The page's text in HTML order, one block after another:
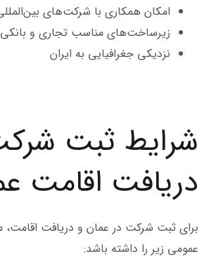
امکان همکاری با شرکت‌های
زیرساخت‌های مناسب تجاری و بانکی
نزدیکی جغرافیایی به ایران
شرایط ثبت
دریافت اقامت
برای ثبت شرکت در عمان و دریافت اقامت،
عمومی زیر را داشته باشد: